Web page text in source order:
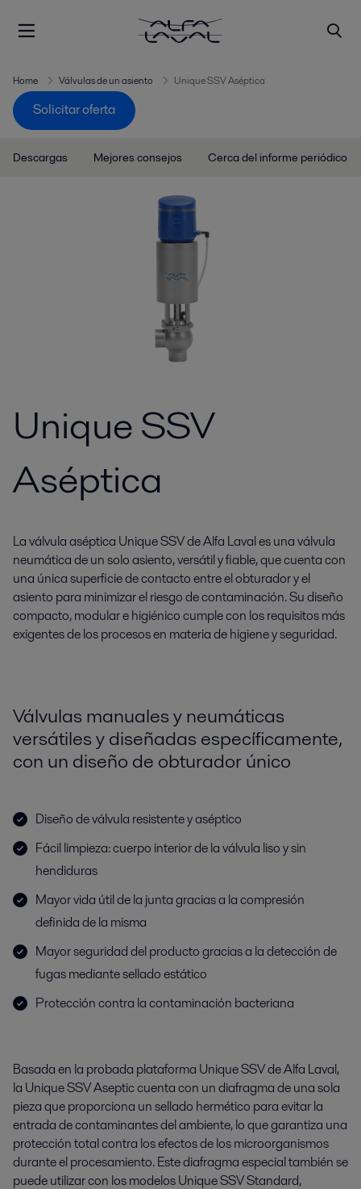
Home Válvulas de un asiento Unique SSV Aséptica
Solicitar oferta
Descargas Mejores consejos Cerca del informe periódico
Unique SSV
Aséptica
La válvula aséptica Unique SSV de Alfa Laval es una válvula
neumática de un solo asiento, versátil y fiable, que cuenta con
una única superficie de contacto entre el obturador y el
asiento para minimizar el riesgo de contaminación. Su diseño
compacto, modular e higiénico cumple con los requisitos más
exigentes de los procesos en materia de higiene y seguridad.
Válvulas manuales y neumáticas
versátiles y diseñadas específicamente,
con un diseño de obturador único
Diseño de válvula resistente y aséptico
Fácil limpieza: cuerpo interior de la válvula liso y sin
hendiduras
Mayor vida útil de la junta gracias a la compresión
definida de la misma
Mayor seguridad del producto gracias a la detección de
fugas mediante sellado estático
Protección contra la contaminación bacteriana
Basada en la probada plataforma Unique SSV de Alfa Laval,
la Unique SSV Aseptic cuenta con un diafragma de una sola
pieza que proporciona un sellado hermético para evitar la
entrada de contaminantes del ambiente, lo que garantiza una
protección total contra los efectos de los microorganismos
durante el procesamiento. Este diafragma especial también se
puede utilizar con los modelos Unique SSV Standard,